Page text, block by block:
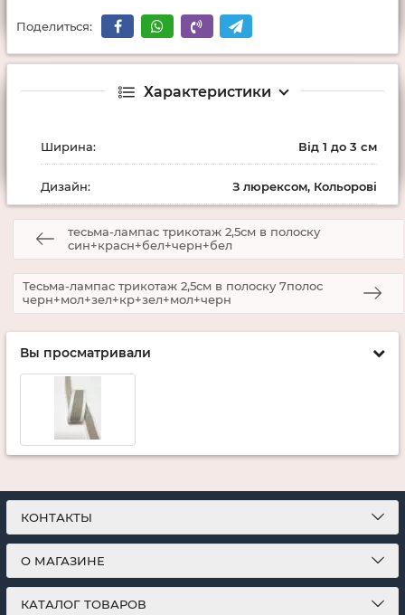
Поделиться:
Характеристики
Ширина: Від 1 до 3 см
Дизайн: З люрексом, Кольорові
тесьма-лампас трикотаж 2,5см в полоску
син+красн+бел+черн+бел
Тесьма-лампас трикотаж 2,5см в полоску 7полос
черн+мол+зел+кр+зел+мол+черн
Вы просматривали
КОНТАКТЫ
О МАГАЗИНЕ
КАТАЛОГ ТОВАРОВ